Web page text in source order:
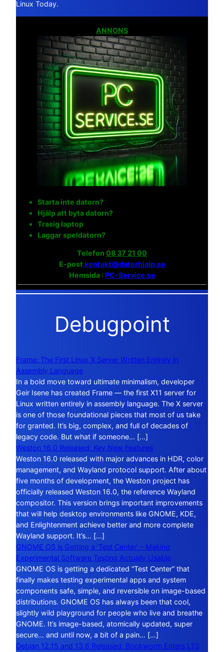
Linux Today.
ANNONS
Starta inte datorn?
Hjälp att byta datorn?
Trasig laptop
Laggar speldatorn?
Telefon 08 37 21 00
E-post kontakt@datorhjalp.se
Hemsida :PC-Service.se
Debugpoint
Frame: The First Linux X Server Written Entirely in
Assembly Language
In a bold move toward ultimate minimalism, developer
Geir Isene has created Frame — the first X11 server for
Linux written entirely in assembly language. The X server
is one of those foundational pieces that most of us take
for granted. It’s big, complex, and full of decades of
legacy code. But what if someone… […]
Weston 16.0 Released: Key New Features
Weston 16.0 released with major advances in HDR, color
management, and Wayland protocol support. After about
five months of development, the Weston project has
officially released Weston 16.0, the reference Wayland
compositor. This version brings important improvements
that will help desktop environments like GNOME, KDE,
and Enlightenment achieve better and more complete
Wayland support. It’s… […]
GNOME OS is Getting a ‘Test Center’ – Making
Experimental Software Testing Actually Usable
GNOME OS is getting a dedicated “Test Center” that
finally makes testing experimental apps and system
components safe, simple, and reversible on image-based
distributions. GNOME OS has always been that cool,
slightly wild playground for people who live and breathe
GNOME. It’s image-based, atomically updated, super
secure… and until now, a bit of a pain… […]
Debian 12.15 and 13.6 Released: Bookworm Enters LTS